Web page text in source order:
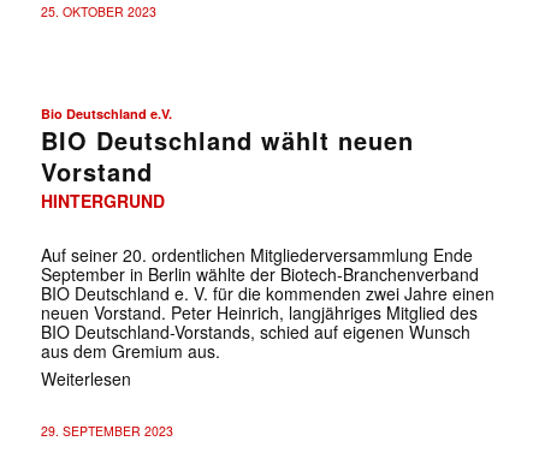
25. OKTOBER 2023
Bio Deutschland e.V.
BIO Deutschland wählt neuen
Vorstand
HINTERGRUND
Auf seiner 20. ordentlichen Mitgliederversammlung Ende
September in Berlin wählte der Biotech-Branchenverband
BIO Deutschland e. V. für die kommenden zwei Jahre einen
neuen Vorstand. Peter Heinrich, langjähriges Mitglied des
BIO Deutschland-Vorstands, schied auf eigenen Wunsch
aus dem Gremium aus.
Weiterlesen
29. SEPTEMBER 2023